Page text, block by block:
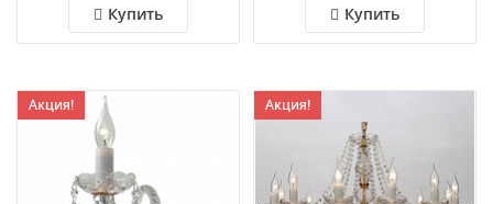
Купить Купить
Акция! Акция!